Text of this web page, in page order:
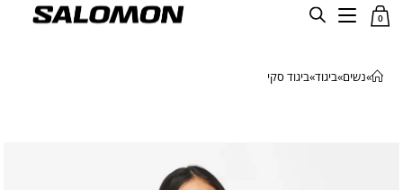
0
»נשים»ביגוד»ביגוד סקי